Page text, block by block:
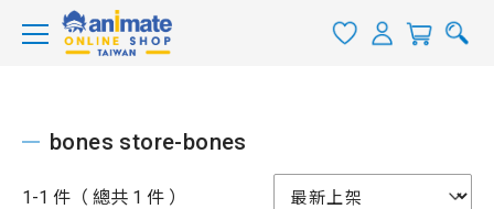
bones store-bones
1-1 件（ 總共 1 件 ）